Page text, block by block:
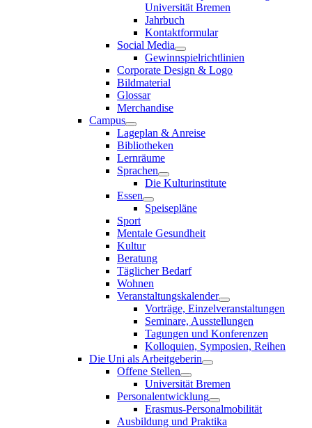
Universität Bremen
Jahrbuch
Kontaktformular
Social Media
Gewinnspielrichtlinien
Corporate Design & Logo
Bildmaterial
Glossar
Merchandise
Campus
Lageplan & Anreise
Bibliotheken
Lernräume
Sprachen
Die Kulturinstitute
Essen
Speisepläne
Sport
Mentale Gesundheit
Kultur
Beratung
Täglicher Bedarf
Wohnen
Veranstaltungskalender
Vorträge, Einzelveranstaltungen
Seminare, Ausstellungen
Tagungen und Konferenzen
Kolloquien, Symposien, Reihen
Die Uni als Arbeitgeberin
Offene Stellen
Universität Bremen
Personalentwicklung
Erasmus-Personalmobilität
Ausbildung und Praktika